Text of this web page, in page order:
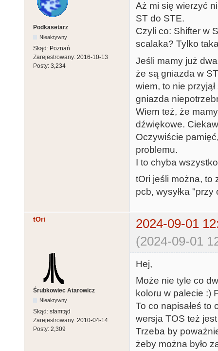
Podkasetarz
Nieaktywny
Skąd: Poznań
Zarejestrowany: 2016-10-13
Posty: 3,234
Aż mi się wierzyć
ST do STE.
Czyli co: Shifter w
scalaka? Tylko
Jeśli mamy już
że są gniazda w
wiem, to nie
gniazda
Wiem też, że
dźwiękowe.
Oczywiście
problemu.
I to chyba
tOri jeśli można, to
pcb, wysyłka
tOri
2024-09-01
(2024-09-01
Śrubkowiec Atarowicz
Nieaktywny
Skąd: stamtąd
Zarejestrowany: 2010-04-14
Posty: 2,309
Hej,
Może nie tyle co
koloru w palecie :)
To co napisałeś to
wersja TOS też
Trzeba by
żeby można było